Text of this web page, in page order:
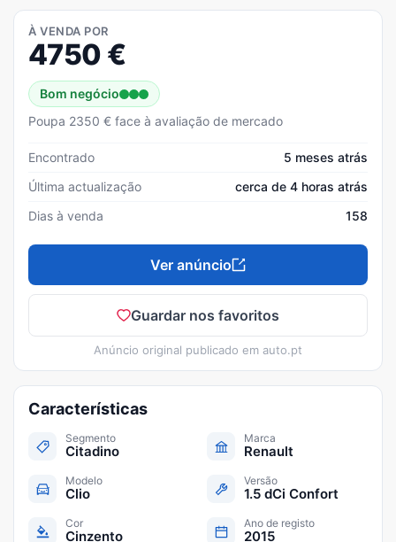
À VENDA POR
4750 €
Bom negócio
Poupa 2350 € face à avaliação de mercado
Encontrado
5 meses atrás
Última actualização
cerca de 4 horas atrás
Dias à venda
158
Ver anúncio
Guardar nos favoritos
Anúncio original publicado em auto.pt
Características
Segmento
Citadino
Marca
Renault
Modelo
Clio
Versão
1.5 dCi Confort
Cor
Cinzento
Ano de registo
2015